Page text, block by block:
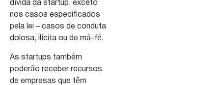
dívida da startup, exceto
nos casos especificados
pela lei – casos de conduta
dolosa, ilícita ou de má-fé.
As startups também
poderão receber recursos
de empresas que têm